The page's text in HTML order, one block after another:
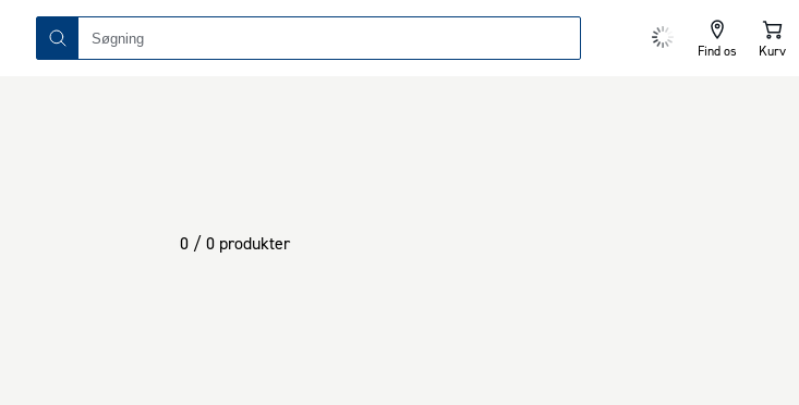
Find os Kurv
0 / 0 produkter